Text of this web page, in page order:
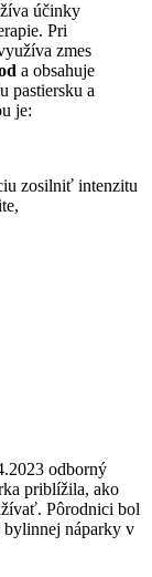
účinky
Pri
zmes
a obsahuje
pastiersku a
je:
zosilniť intenzitu
odborný
priblížila, ako
Pôrodnici bol
bylinnej náparky v